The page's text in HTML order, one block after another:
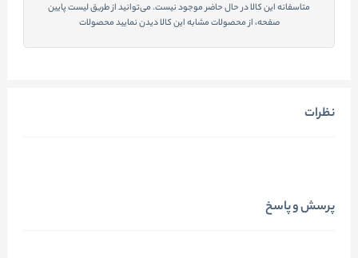
متاسفانه این کالا در حال حاضر موجود نیست. می‌توانید از طریق لیست پایین
صفحه، از محصولات مشابه این کالا دیدن نمایید محصولات
نظرات
پرسش و پاسخ